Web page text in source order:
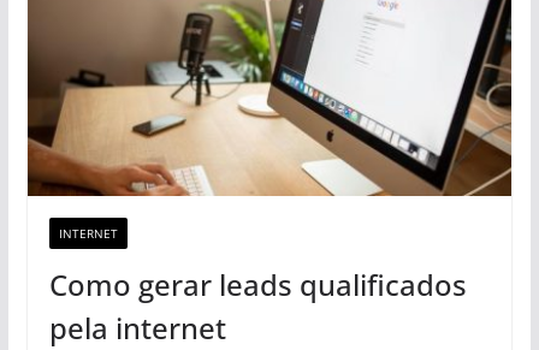
INTERNET
Como gerar leads qualificados
pela internet